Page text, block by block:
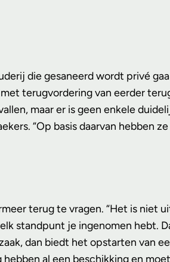
die gesaneerd wordt privé
terugvordering van eerder
maar er is geen enkele
“Op basis daarvan hebben
terug te vragen. “Het is
standpunt je ingenomen hebt.
dan biedt het opstarten van
al een beschikking en